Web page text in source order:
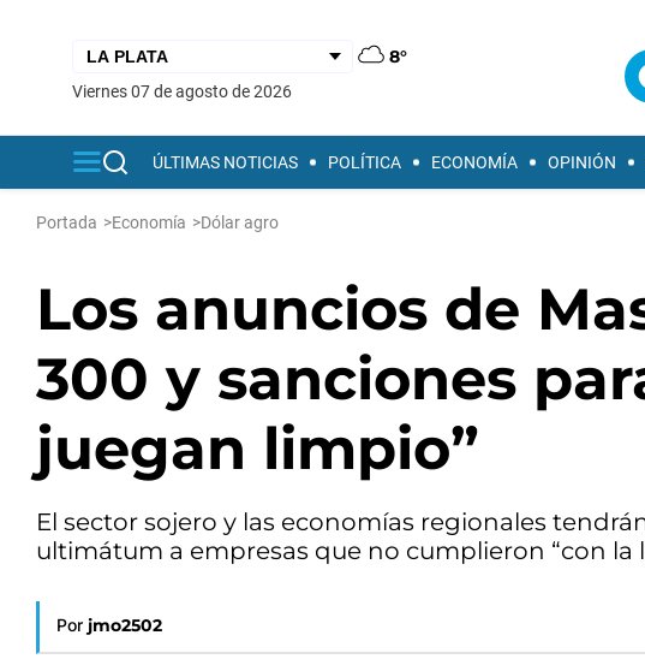
8°
viernes 07 de agosto de 2026
ÚLTIMAS NOTICIAS POLÍTICA ECONOMÍA OPINIÓN
Portada >Economía >Dólar agro
Los anuncios de
300 y sanciones
juegan limpio”
El sector sojero y las economías regionales
ultimátum a empresas que no cumplieron “con
Por jmo2502